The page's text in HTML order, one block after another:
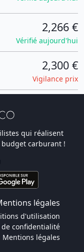
2,266 €
Vérifié aujourd'hui
2,300 €
Vigilance prix
qui réalisent
carburant !
légales
d'utilisation
confidentialité
Mentions légales